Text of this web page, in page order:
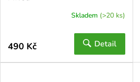
Skladem (>20 ks)
490 Kč Detail